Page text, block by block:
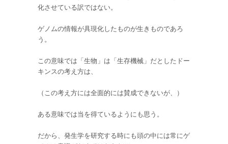
化させている訳ではない。
ゲノムの情報が具現化したものが生きものであろ
う。
この意味では「生物」は「生存機械」だとしたドー
キンスの考え方は、
（この考え方には全面的には賛成できないが、）
ある意味では当を得ているようにも思う。
だから、発生学を研究する時にも頭の中には常にゲ